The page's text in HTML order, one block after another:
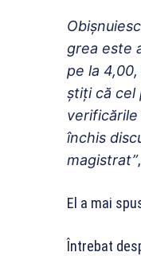
grea este
pe la 4,00,
ştiţi că cel
închis
magistrat”
El a mai
Întrebat